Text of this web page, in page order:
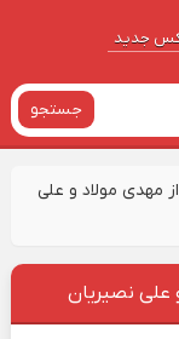
جدید
جستجو
مهدی مولاد و علی
علی نصیریان